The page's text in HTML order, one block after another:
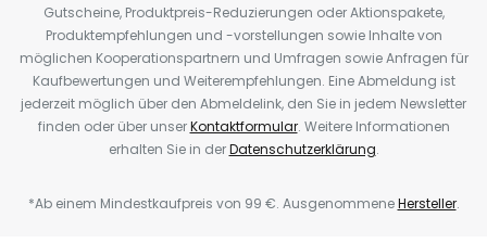
Gutscheine, Produktpreis-Reduzierungen oder Aktionspakete,
Produktempfehlungen und -vorstellungen sowie Inhalte von
möglichen Kooperationspartnern und Umfragen sowie Anfragen für
Kaufbewertungen und Weiterempfehlungen. Eine Abmeldung ist
jederzeit möglich über den Abmeldelink, den Sie in jedem Newsletter
finden oder über unserKontaktformular. Weitere Informationen
erhalten Sie in derDatenschutzerklärung.
*Ab einem Mindestkaufpreis von 99 €. AusgenommeneHersteller.